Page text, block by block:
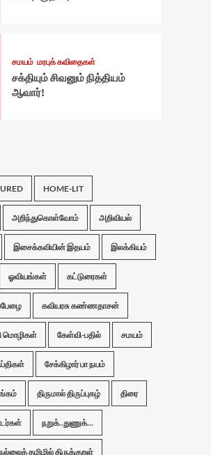
சமயம் மரபுக் கவிதைகள்
சக்தியும் சிவனும் நித்தியம்
ஆவார்!
HOME-LIT
அறிந்துகொள்வோம் அறிவியல்
இசைக்கவியின் இதயம் இலக்கியம்
ஓவியங்கள் கட்டுரைகள்
கவியரசு கண்ணதாசன்
மொழிகள் கேள்வி-பதில் சமயம்
சேக்கிழார் பா நயம்
திருமால் திருப்புகழ் திரை
நறுக்..துணுக்...
தமிழில் திருக்குறள்